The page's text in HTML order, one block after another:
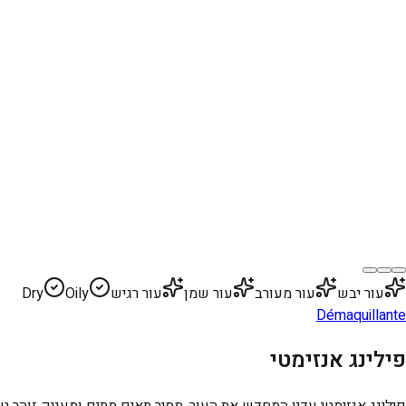
עור יבש עור מעורב עור שמן עור רגיש Dry
Oily
Démaquillante
פילינג אנזימטי